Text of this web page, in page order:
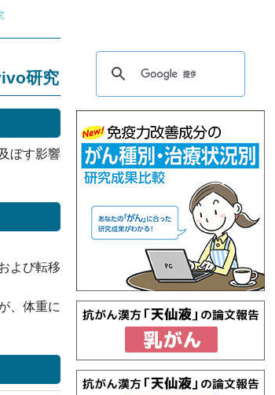
研究
ぼす影響
よび転移
、体重に